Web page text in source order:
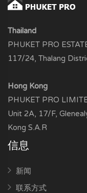
Thailand
PHUKET PRO
117/24, Thalang
Hong Kong
PHUKET PRO
Unit 2A, 17/F,
Kong S.A.R
信息
新闻
联系方式